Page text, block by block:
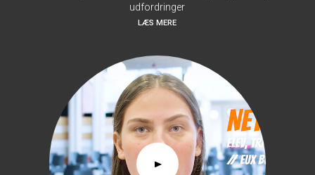
udfordringer
LÆS MERE